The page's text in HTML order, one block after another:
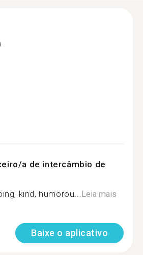
a de intercâmbio de
kind, humorou...Leia mais
Baixe o aplicativo